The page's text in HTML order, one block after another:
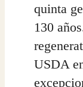
quinta
130
USDA